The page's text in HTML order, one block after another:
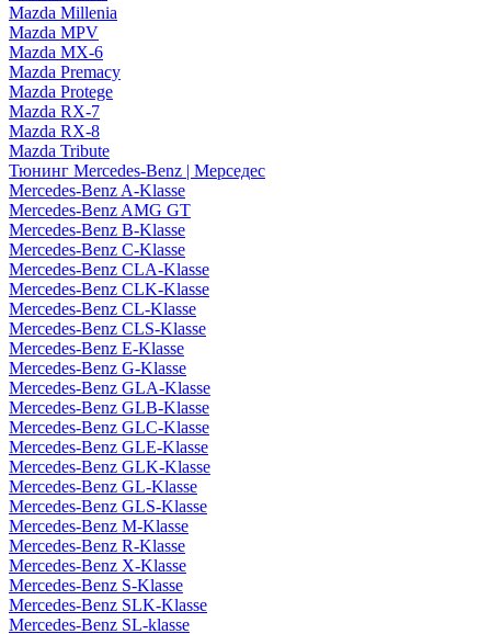
Mazda Millenia
Mazda MPV
Mazda MX-6
Mazda Premacy
Mazda Protege
Mazda RX-7
Mazda RX-8
Mazda Tribute
Тюнинг Mercedes-Benz | Мерседес
Mercedes-Benz A-Klasse
Mercedes-Benz AMG GT
Mercedes-Benz B-Klasse
Mercedes-Benz C-Klasse
Mercedes-Benz CLA-Klasse
Mercedes-Benz CLK-Klasse
Mercedes-Benz CL-Klasse
Mercedes-Benz CLS-Klasse
Mercedes-Benz E-Klasse
Mercedes-Benz G-Klasse
Mercedes-Benz GLA-Klasse
Mercedes-Benz GLB-Klasse
Mercedes-Benz GLC-Klasse
Mercedes-Benz GLE-Klasse
Mercedes-Benz GLK-Klasse
Mercedes-Benz GL-Klasse
Mercedes-Benz GLS-Klasse
Mercedes-Benz M-Klasse
Mercedes-Benz R-Klasse
Mercedes-Benz X-Klasse
Mercedes-Benz S-Klasse
Mercedes-Benz SLK-Klasse
Mercedes-Benz SL-klasse